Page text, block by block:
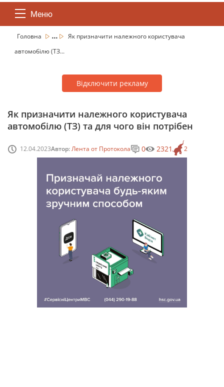
Меню
Головна ...
Як призначити належного користувача
автомобілю (ТЗ...
Відключити рекламу
Як призначити належного користувача
автомобілю (ТЗ) та для чого він потрібен
12.04.2023Автор:Лента от Протокола 2
0 2321